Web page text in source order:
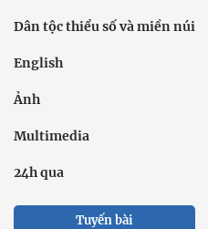
Dân tộc thiểu số và miền núi
English
Ảnh
Multimedia
24h qua
Tuyến bài